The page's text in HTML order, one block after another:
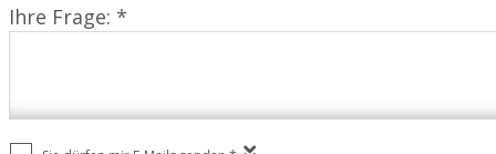
Ihre Frage: *